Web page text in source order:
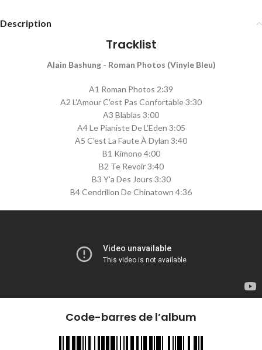
Description
Tracklist
Alain Bashung - Roman Photos (Vinyle Bleu)
A1 Roman Photos 2:39
A2 L'Amour C'est Pas Confortable 3:30
A3 Blablas 3:00
A4 Le Pianiste De L'Eden 3:05
A5 C'est La Faute À Dylan 3:40
B1 Kimono 4:00
B2 Te Revoir 3:40
B3 Y'a Des Jours 3:30
B4 Cendrillon De Chinatown 4:36
Code-barres de l’album